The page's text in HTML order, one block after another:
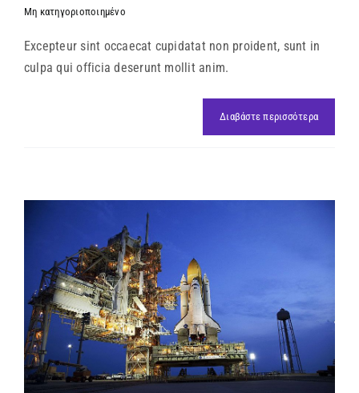
Μη κατηγοριοποιημένο
Excepteur sint occaecat cupidatat non proident, sunt in
culpa qui officia deserunt mollit anim.
Διαβάστε περισσότερα